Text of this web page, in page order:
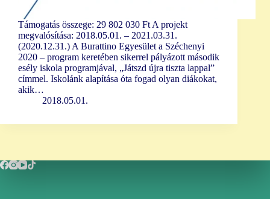
Támogatás összege: 29 802 030 Ft A projekt
megvalósítása: 2018.05.01. – 2021.03.31.
(2020.12.31.) A Burattino Egyesület a Széchenyi
2020 – program keretében sikerrel pályázott második
esély iskola programjával, „Játszd újra tiszta lappal”
címmel. Iskolánk alapítása óta fogad olyan diákokat,
akik…
2018.05.01.